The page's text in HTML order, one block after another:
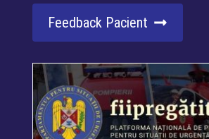
Feedback Pacient